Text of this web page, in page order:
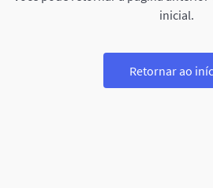
inicial.
Retornar ao